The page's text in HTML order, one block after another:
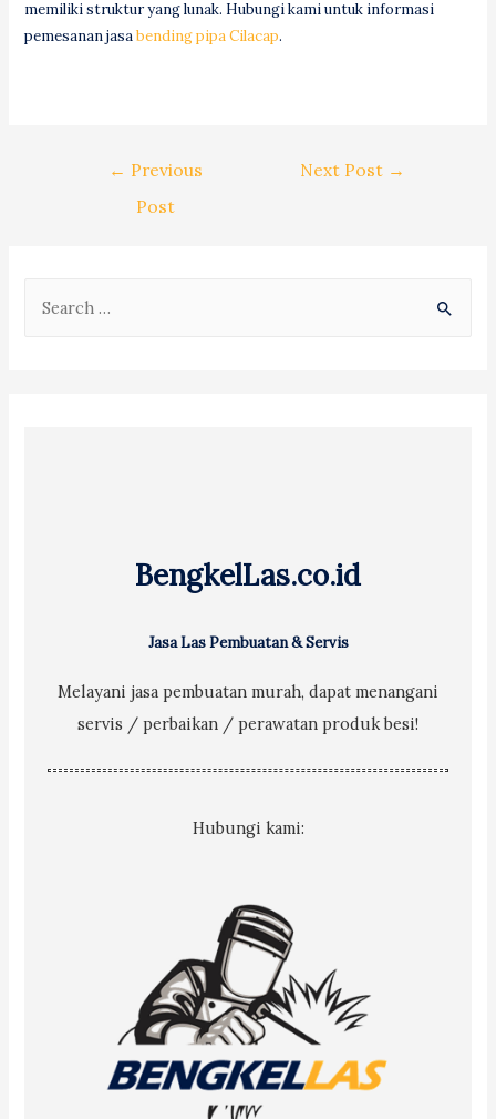
memiliki struktur yang lunak. Hubungi kami untuk informasi
pemesanan jasabending pipa Cilacap.
← Previous
Post
Next Post →
BengkelLas.co.id
Jasa Las Pembuatan & Servis
Melayani jasa pembuatan murah, dapat menangani
servis / perbaikan / perawatan produk besi!
Hubungi kami: